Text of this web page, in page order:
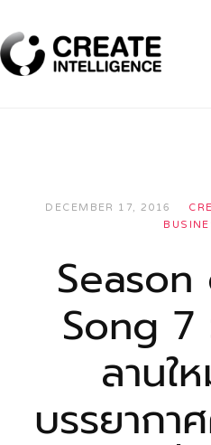
DECEMBER 17, 2016
Song 7
ลานใ
บรรยากา